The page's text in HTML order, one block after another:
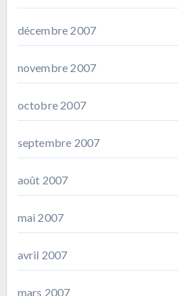
décembre 2007
novembre 2007
octobre 2007
septembre 2007
août 2007
mai 2007
avril 2007
mars 2007